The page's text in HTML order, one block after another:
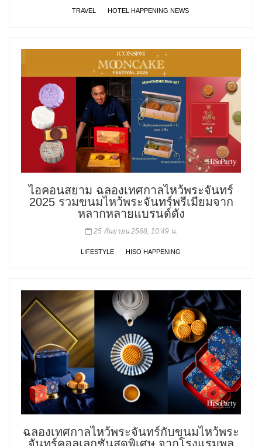
TRAVEL HOTEL HAPPENING NEWS
ไอคอนสยาม ฉลองเทศกาลไหว้พระจันทร์
2025 รวมขนมไหว้พระจันทร์พรีเมียมจาก
หลากหลายแบรนด์ดัง
25 กันยายน 2568, 10:49 น.
LIFESTYLE HISO HAPPENING
ฉลองเทศกาลไหว้พระจันทร์กับขนมไหว้พระ
จันทร์คอลเลกชันสุดพิเศษ จากโรงแรมพูล